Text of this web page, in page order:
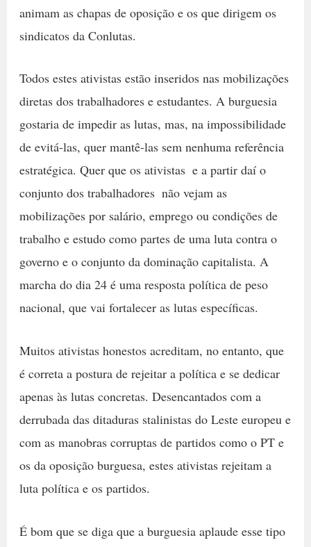
animam as chapas de oposição e os que dirigem os
sindicatos da Conlutas.
Todos estes ativistas estão inseridos nas mobilizações
diretas dos trabalhadores e estudantes. A burguesia
gostaria de impedir as lutas, mas, na impossibilidade
de evitá-las, quer mantê-las sem nenhuma referência
estratégica. Quer que os ativistas  e a partir daí o
conjunto dos trabalhadores  não vejam as
mobilizações por salário, emprego ou condições de
trabalho e estudo como partes de uma luta contra o
governo e o conjunto da dominação capitalista. A
marcha do dia 24 é uma resposta política de peso
nacional, que vai fortalecer as lutas específicas.
Muitos ativistas honestos acreditam, no entanto, que
é correta a postura de rejeitar a política e se dedicar
apenas às lutas concretas. Desencantados com a
derrubada das ditaduras stalinistas do Leste europeu e
com as manobras corruptas de partidos como o PT e
os da oposição burguesa, estes ativistas rejeitam a
luta política e os partidos.
É bom que se diga que a burguesia aplaude esse tipo